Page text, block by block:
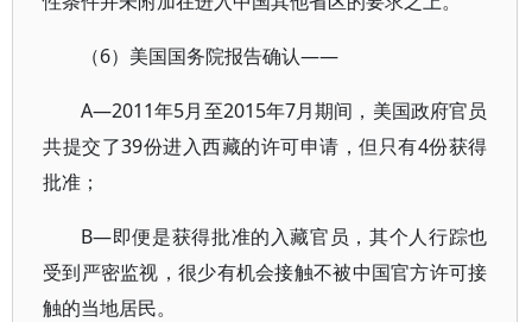
（6）美国国务院报告确认——
A—2011年5月至2015年7月期间，美国政府官员
共提交了39份进入西藏的许可申请，但只有4份获得
批准；
B—即便是获得批准的入藏官员，其个人行踪也
受到严密监视，很少有机会接触不被中国官方许可接
触的当地居民。